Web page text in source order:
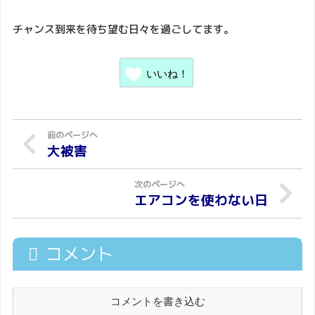
チャンス到来を待ち望む日々を過ごしてます。
いいね！
大被害
エアコンを使わない日
コメント
コメントを書き込む